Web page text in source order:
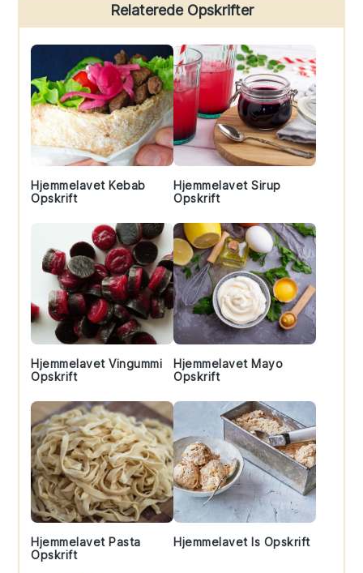
Sidebar
Relaterede Opskrifter
Hjemmelavet Kebab
Opskrift
Hjemmelavet Sirup
Opskrift
Hjemmelavet Vingummi
Opskrift
Hjemmelavet Mayo
Opskrift
Hjemmelavet Pasta
Opskrift
Hjemmelavet Is Opskrift